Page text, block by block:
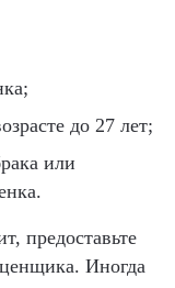
до 27 лет;
или
предоставьте
Иногда